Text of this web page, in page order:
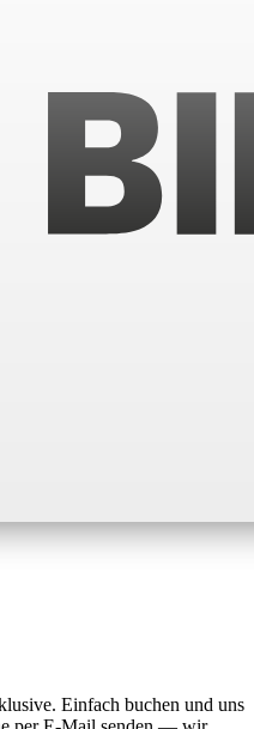
Einfach buchen und uns